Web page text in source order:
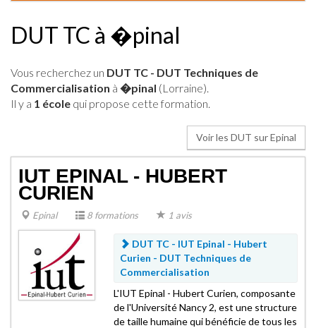
DUT TC à �pinal
Vous recherchez un DUT TC - DUT Techniques de
Commercialisation à �pinal (Lorraine).
Il y a 1 école qui propose cette formation.
Voir les DUT sur Epinal
IUT EPINAL - HUBERT
CURIEN
Epinal 8 formations 1 avis
DUT TC - IUT Epinal - Hubert
Curien - DUT Techniques de
Commercialisation
L'IUT Epinal - Hubert Curien, composante
de l'Université Nancy 2, est une structure
de taille humaine qui bénéficie de tous les